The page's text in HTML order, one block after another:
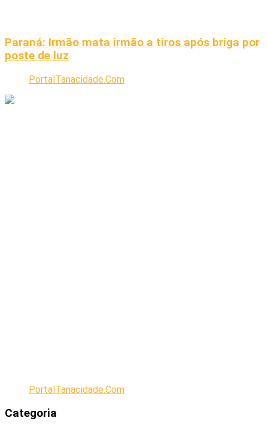
Paraná: Irmão mata irmão a tiros após briga por
poste de luz
PortalTanacidade.Com
PortalTanacidade.Com
Categoria